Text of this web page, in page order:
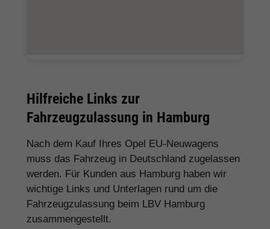
Hilfreiche Links zur
Fahrzeugzulassung in Hamburg
Nach dem Kauf Ihres Opel EU-Neuwagens
muss das Fahrzeug in Deutschland zugelassen
werden. Für Kunden aus Hamburg haben wir
wichtige Links und Unterlagen rund um die
Fahrzeugzulassung beim LBV Hamburg
zusammengestellt.